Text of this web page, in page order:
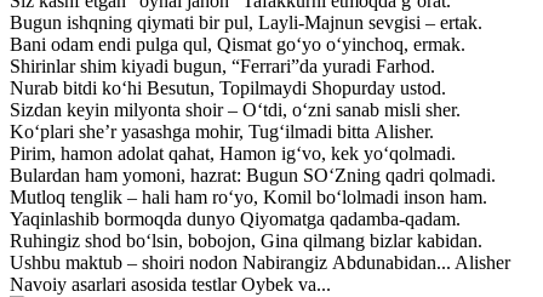
Bugun ishqning qiymati bir pul, Layli-Majnun sevgisi – ertak.
Bani odam endi pulga qul, Qismat go‘yo o‘yinchoq, ermak.
Shirinlar shim kiyadi bugun, “Ferrari”da yuradi Farhod.
Nurab bitdi ko‘hi Besutun, Topilmaydi Shopurday ustod.
Sizdan keyin milyonta shoir – O‘tdi, o‘zni sanab misli sher.
Ko‘plari she’r yasashga mohir, Tug‘ilmadi bitta Alisher.
Pirim, hamon adolat qahat, Hamon ig‘vo, kek yo‘qolmadi.
Bulardan ham yomoni, hazrat: Bugun SO‘Zning qadri qolmadi.
Mutloq tenglik – hali ham ro‘yo, Komil bo‘lolmadi inson ham.
Yaqinlashib bormoqda dunyo Qiyomatga qadamba-qadam.
Ruhingiz shod bo‘lsin, bobojon, Gina qilmang bizlar kabidan.
Ushbu maktub – shoiri nodon Nabirangiz Abdunabidan... Alisher
Navoiy asarlari asosida testlar Oybek va...